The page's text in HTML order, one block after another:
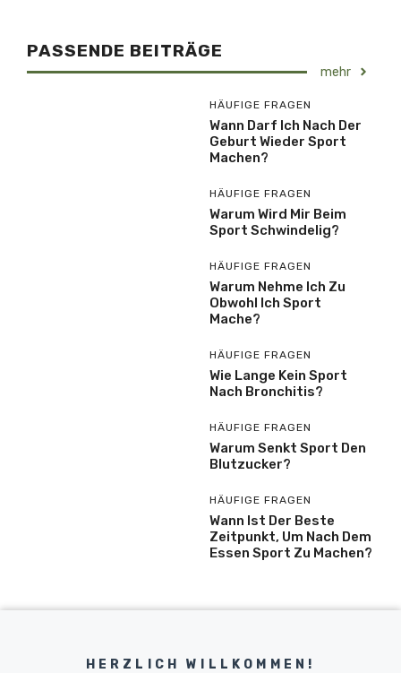
PASSENDE BEITRÄGE
mehr
HÄUFIGE FRAGEN
Wann Darf Ich Nach Der
Geburt Wieder Sport
Machen?
HÄUFIGE FRAGEN
Warum Wird Mir Beim
Sport Schwindelig?
HÄUFIGE FRAGEN
Warum Nehme Ich Zu
Obwohl Ich Sport
Mache?
HÄUFIGE FRAGEN
Wie Lange Kein Sport
Nach Bronchitis?
HÄUFIGE FRAGEN
Warum Senkt Sport Den
Blutzucker?
HÄUFIGE FRAGEN
Wann Ist Der Beste
Zeitpunkt, Um Nach Dem
Essen Sport Zu Machen?
HERZLICH WILLKOMMEN!